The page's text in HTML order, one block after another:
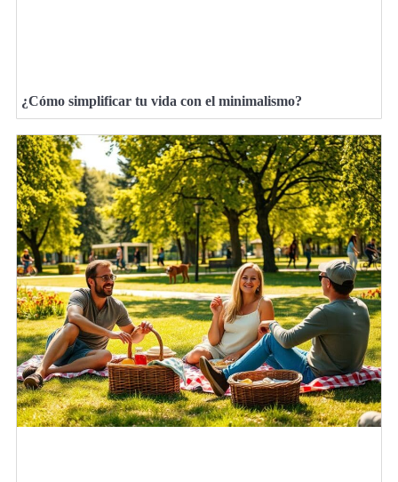
¿Cómo simplificar tu vida con el minimalismo?